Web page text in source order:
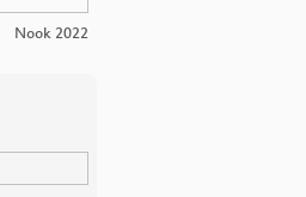
Nook 2022